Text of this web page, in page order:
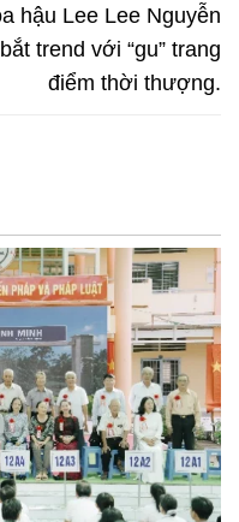
hậu Lee Lee Nguyễn
bắt trend với “gu” trang
điểm thời thượng.